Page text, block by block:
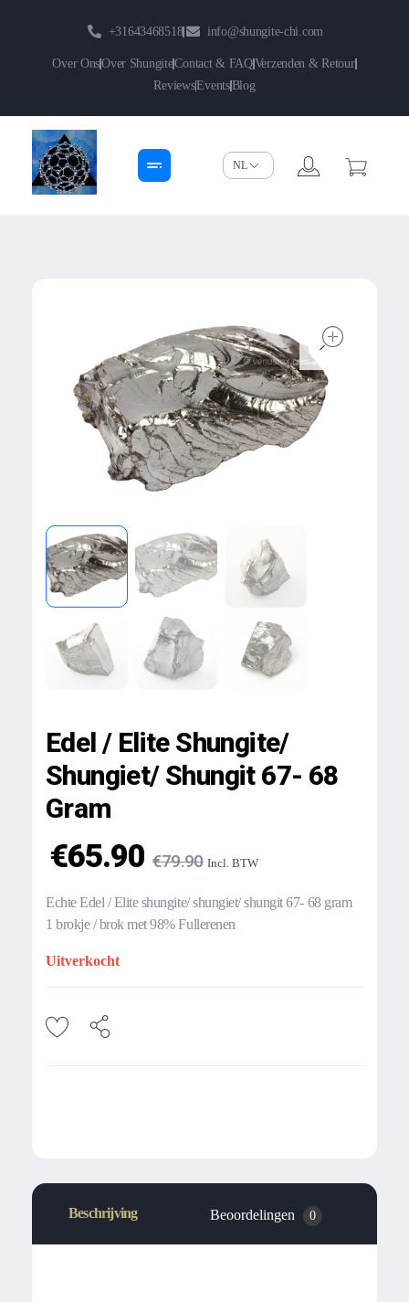
+31643468518 info@shungite-chi.com
Over OnsOver ShungiteContact & FAQVerzenden & Retour
ReviewsEventsBlog
Edel / Elite Shungite/
Shungiet/ Shungit 67- 68
Gram
€65.90 €79.90 Incl. BTW
Echte Edel / Elite shungite/ shungiet/ shungit 67- 68 gram
1 brokje / brok met 98% Fullerenen
Uitverkocht
Beschrijving Beoordelingen 0